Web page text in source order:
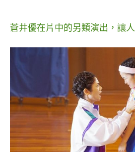
蒼井優在片中的另類演出，讓人